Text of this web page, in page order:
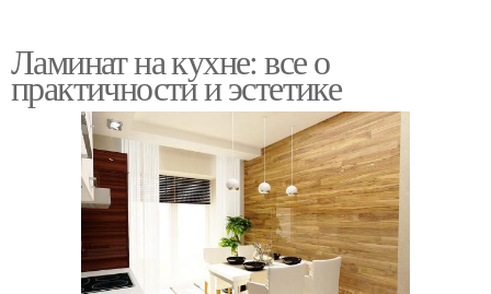
Ламинат на кухне: все о
практичности и эстетике